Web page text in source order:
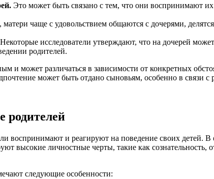
Это может быть связано с тем, что они воспринимают
чаще с удовольствием общаются с дочерями,
Некоторые исследователи утверждают, что на дочерей
родителей.
и может различаться в зависимости от конкретных
может быть отдано сыновьям, особенно в связи
родителей
воспринимают и реагируют на поведение своих детей.
высокие личностные черты, такие как сознательность,
следующие особенности: